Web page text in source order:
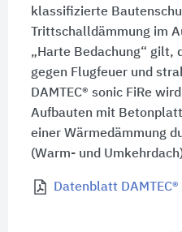
klassifizierte
Trittschalldämmung im
„Harte Bedachung“ gilt,
gegen Flugfeuer und
DAMTEC® sonic FiRewird
Aufbauten mit
einer Wärmedämmung
(Warm- und
Datenblatt DAMTEC®